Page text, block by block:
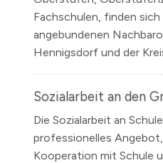
Fachschulen, finden
angebundenen
Hennigsdorf und der
Sozialarbeit an den
Die Sozialarbeit an
professionelles
Kooperation mit Schule